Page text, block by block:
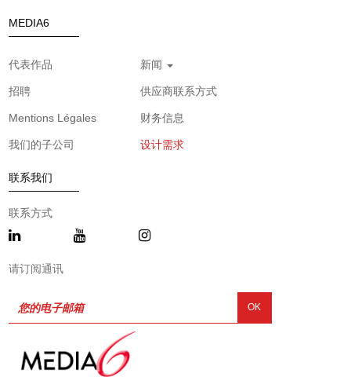
MEDIA6
代表作品 新闻
招聘 供应商联系方式
Mentions Légales 财务信息
我们的子公司 设计需求
联系我们
联系方式
请订阅通讯
OK